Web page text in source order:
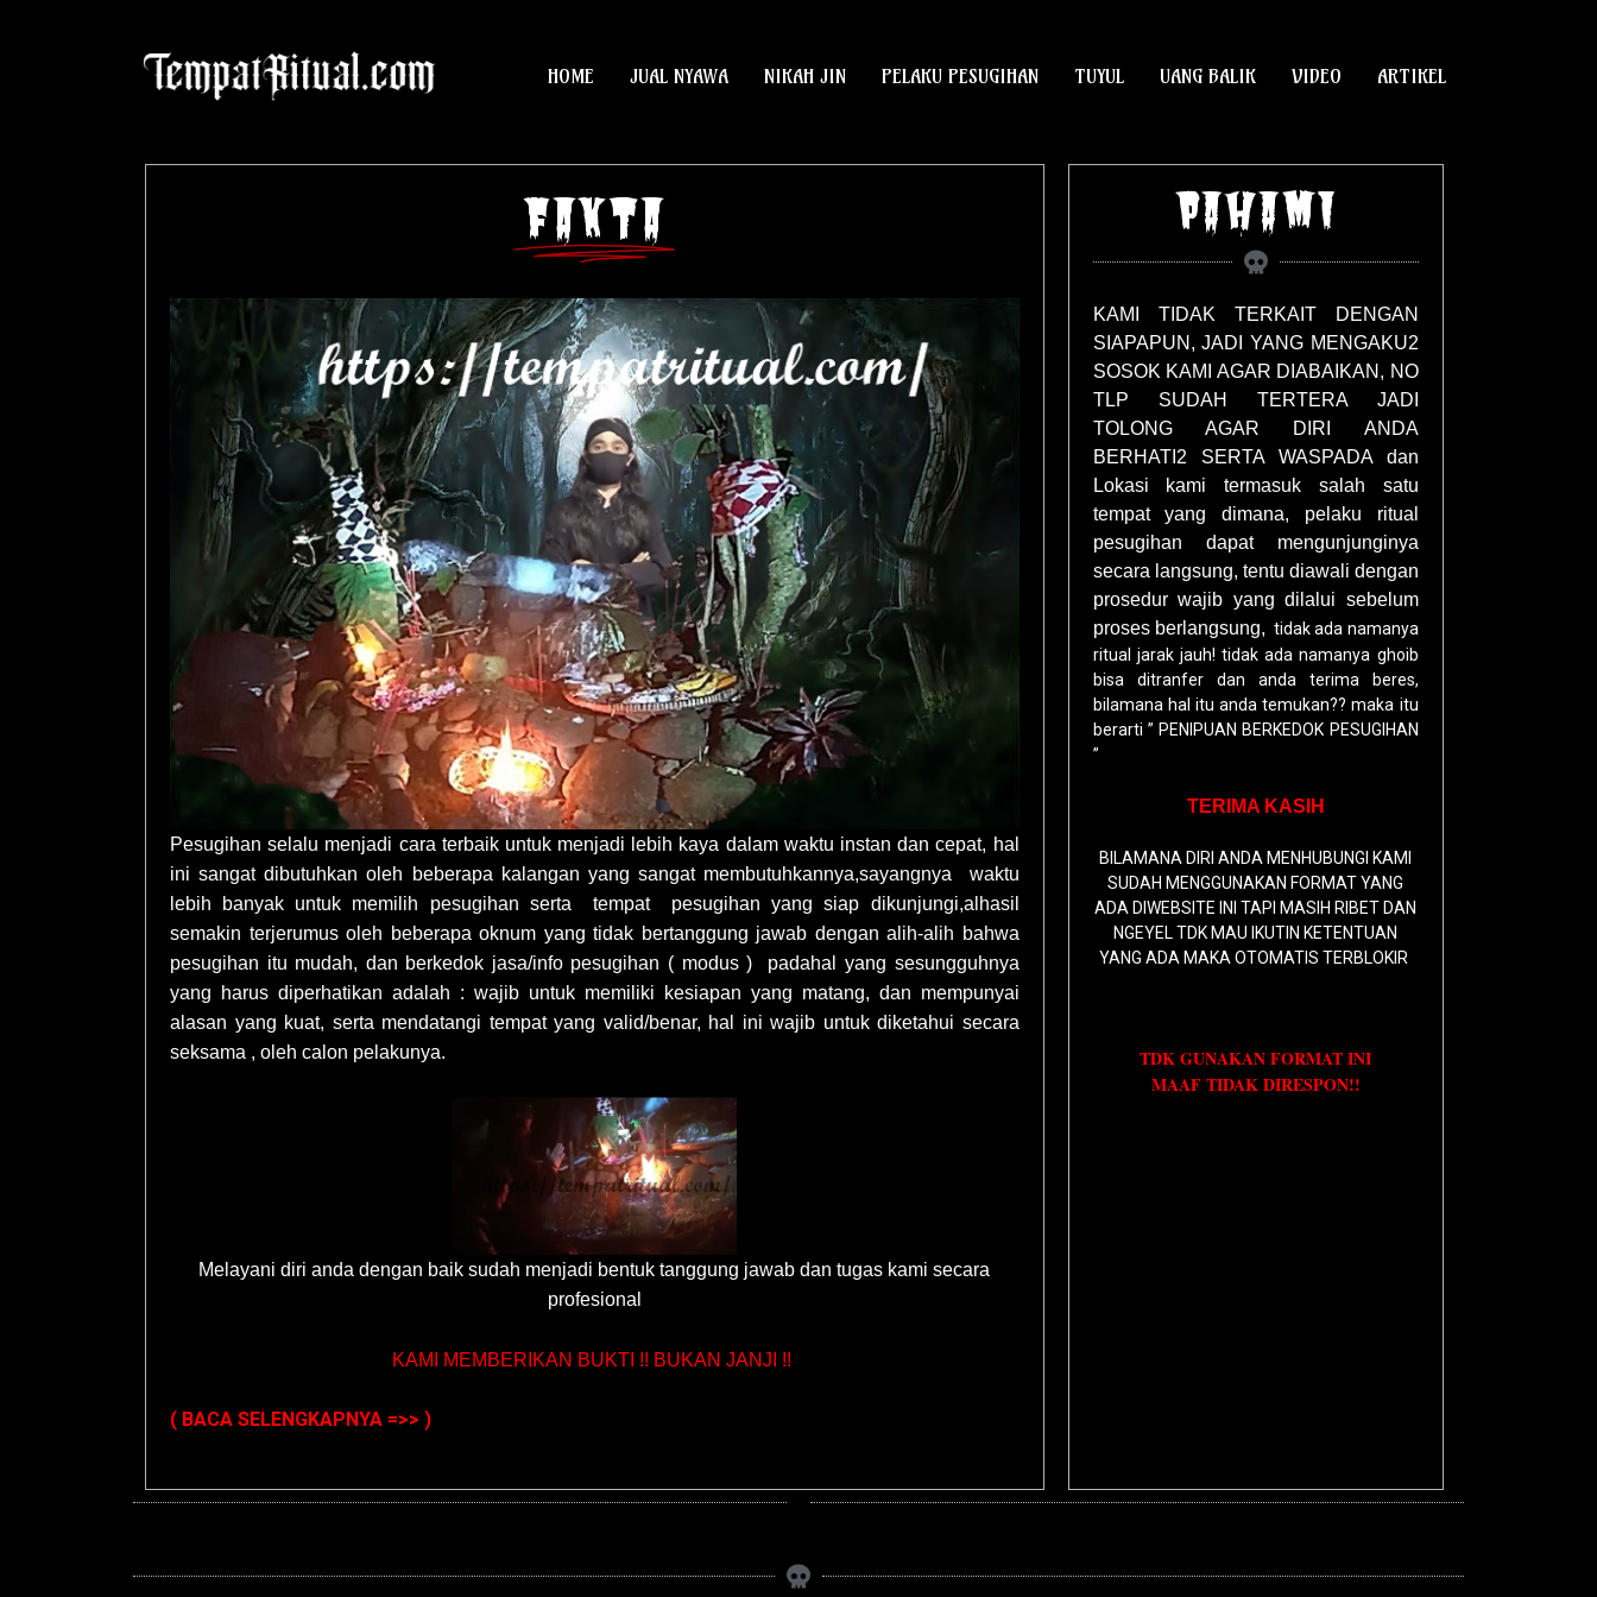
HOME JUAL NYAWA NIKAH JIN PELAKU PESUGIHAN TUYUL UANG BALIK VIDEO ARTIKEL
FAKTA
Pesugihan selalu menjadi cara terbaik untuk menjadi lebih kaya dalam waktu instan dan cepat, hal
ini sangat dibutuhkan oleh beberapa kalangan yang sangat membutuhkannya,sayangnya waktu
lebih banyak untuk memilih pesugihan serta tempat pesugihan yang siap dikunjungi,alhasil
semakin terjerumus oleh beberapa oknum yang tidak bertanggung jawab dengan alih-alih bahwa
pesugihan itu mudah, dan berkedok jasa/info pesugihan ( modus ) padahal yang sesungguhnya
yang harus diperhatikan adalah : wajib untuk memiliki kesiapan yang matang, dan mempunyai
alasan yang kuat, serta mendatangi tempat yang valid/benar, hal ini wajib untuk diketahui secara
seksama , oleh calon pelakunya.
Melayani diri anda dengan baik sudah menjadi bentuk tanggung jawab dan tugas kami secara
profesional
KAMI MEMBERIKAN BUKTI !! BUKAN JANJI !!
( BACA SELENGKAPNYA =>> )
PAHAMI
KAMI TIDAK TERKAIT DENGAN
SIAPAPUN, JADI YANG MENGAKU2
SOSOK KAMI AGAR DIABAIKAN, NO
TLP SUDAH TERTERA JADI
TOLONG AGAR DIRI ANDA
BERHATI2 SERTA WASPADA dan
Lokasi kami termasuk salah satu
tempat yang dimana, pelaku ritual
pesugihan dapat mengunjunginya
secara langsung, tentu diawali dengan
prosedur wajib yang dilalui sebelum
proses berlangsung, tidak ada namanya
ritual jarak jauh! tidak ada namanya ghoib
bisa ditranfer dan anda terima beres,
bilamana hal itu anda temukan?? maka itu
berarti ” PENIPUAN BERKEDOK PESUGIHAN
”
TERIMA KASIH
BILAMANA DIRI ANDA MENHUBUNGI KAMI
SUDAH MENGGUNAKAN FORMAT YANG
ADA DIWEBSITE INI TAPI MASIH RIBET DAN
NGEYEL TDK MAU IKUTIN KETENTUAN
YANG ADA MAKA OTOMATIS TERBLOKIR
TDK GUNAKAN FORMAT INI
MAAF TIDAK DIRESPON!!